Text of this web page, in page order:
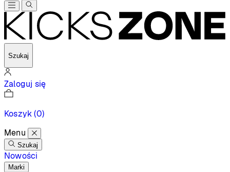
Szukaj
Zaloguj się
Koszyk(0)
Menu
Szukaj
Nowości
Marki